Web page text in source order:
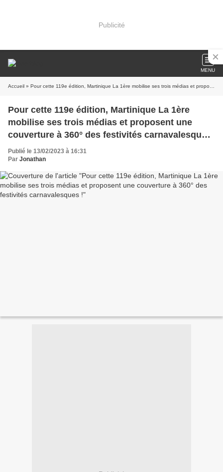
Publicité
MENU
Accueil » Pour cette 119e édition, Martinique La 1ère mobilise ses trois médias et proposent une couverture à 360° des festivités carnavalesques !
Pour cette 119e édition, Martinique La 1ère
mobilise ses trois médias et proposent une
couverture à 360° des festivités carnavalesques
!Publié le 13/02/2023 à 16:31
Par Jonathan